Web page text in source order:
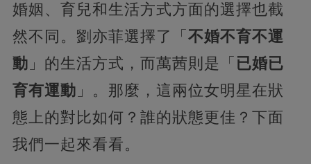
婚姻、育兒和生活方式方面的選擇也截
然不同。劉亦菲選擇了「 不婚不育不運
動 」的生活方式，而萬茜則是「 已婚已
育有運動 」。那麼，這兩位女明星在狀
態上的對比如何？誰的狀態更佳？下面
我們一起來看看。